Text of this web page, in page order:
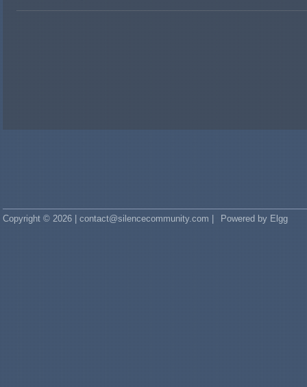
Copyright © 2026 | contact@silencecommunity.com | Powered by Elgg